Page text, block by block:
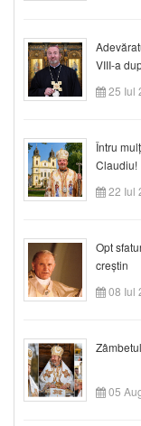
VIII-a
25 Iul
Întru
Claudiu!
22 Iul
Opt
creștin
08 Iul
05